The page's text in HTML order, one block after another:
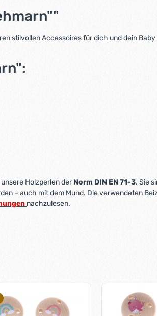
stilvollen Accessoires für dich und dein
Holzperlen derNorm DIN EN 71-3. Sie
– auch mit dem Mund. Die verwendeten
nachzulesen.